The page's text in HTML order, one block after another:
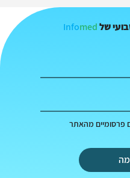
של Infomed
פרסומיים מהאתר